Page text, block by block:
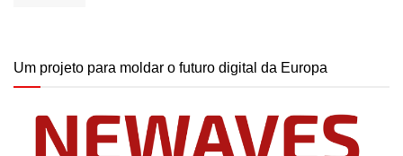
Um projeto para moldar o futuro digital da Europa